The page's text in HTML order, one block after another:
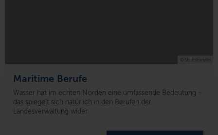
Maritime Berufe
Wasser hat im echten Norden eine umfassende Bedeutung -
das spiegelt sich natürlich in den Berufen der
Landesverwaltung wider.
© Staatskanzlei